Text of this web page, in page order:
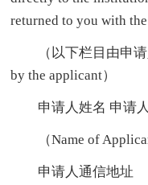
returned to you with
（以下栏目由申请
by the applicant）
申请人姓名 申请
（Name of
申请人通信地址